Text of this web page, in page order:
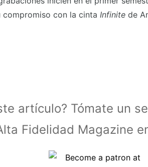
compromiso con la cinta Infinite de
artículo? Tómate un
Fidelidad Magazine